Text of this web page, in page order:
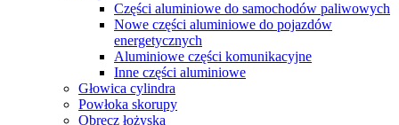
Części aluminiowe do samochodów paliwowych
Nowe części aluminiowe do pojazdów
energetycznych
Aluminiowe części komunikacyjne
Inne części aluminiowe
Głowica cylindra
Powłoka skorupy
Obręcz łożyska